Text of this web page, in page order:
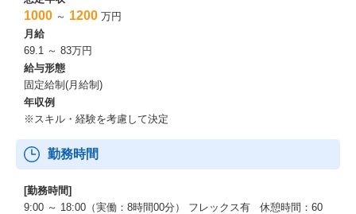
1000 ～ 1200 万円
月給
69.1 ～ 83万円
給与形態
固定給制(月給制)
年収例
※スキル・経験を考慮して決定
勤務時間
[勤務時間]
9:00 ～ 18:00（実働：8時間00分） フレックス有 休憩時間：60